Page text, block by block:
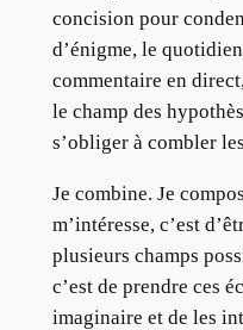
concision pour
d’énigme, le
commentaire en
le champ des
s’obliger à combler
Je combine. Je
m’intéresse, c’est
plusieurs champs
c’est de prendre ces
imaginaire et de les